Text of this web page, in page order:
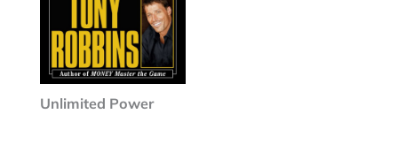
Unlimited Power